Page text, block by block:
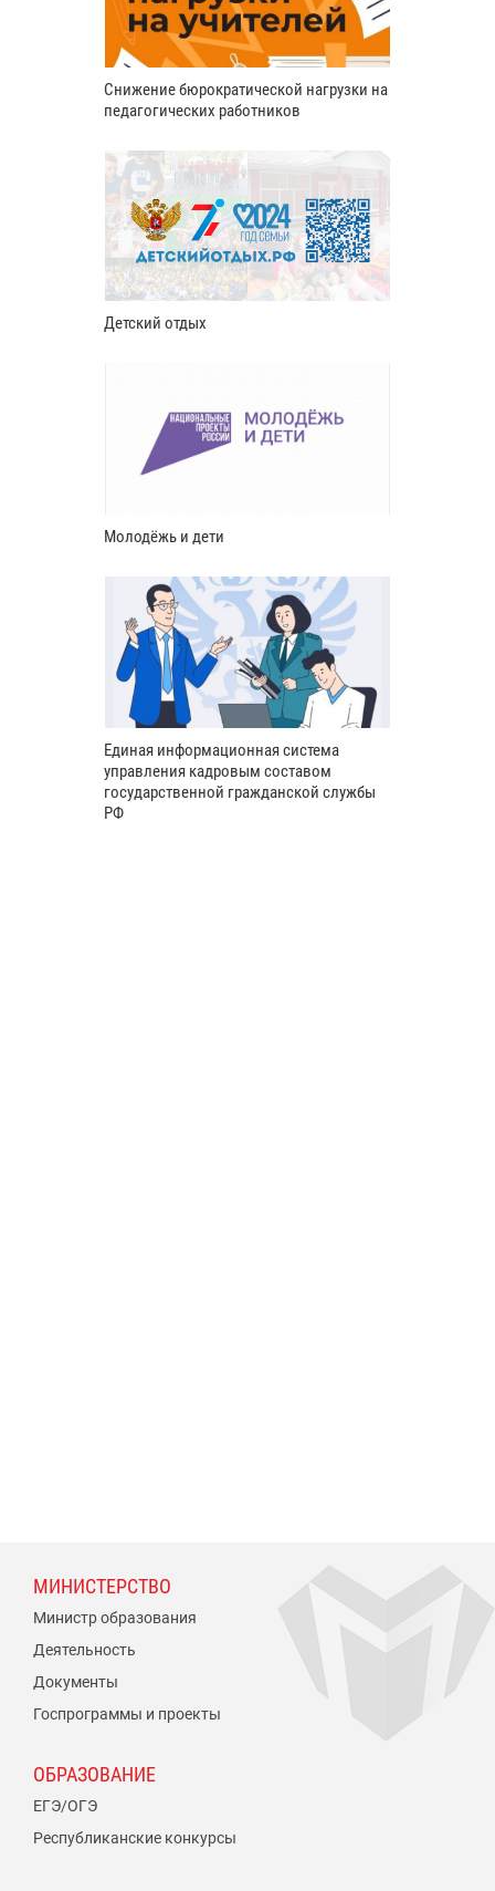
Снижение бюрократической нагрузки на
педагогических работников
Детский отдых
Молодёжь и дети
Единая информационная система
управления кадровым составом
государственной гражданской службы
РФ
МИНИСТЕРСТВО
Министр образования
Деятельность
Документы
Госпрограммы и проекты
ОБРАЗОВАНИЕ
ЕГЭ/ОГЭ
Республиканские конкурсы